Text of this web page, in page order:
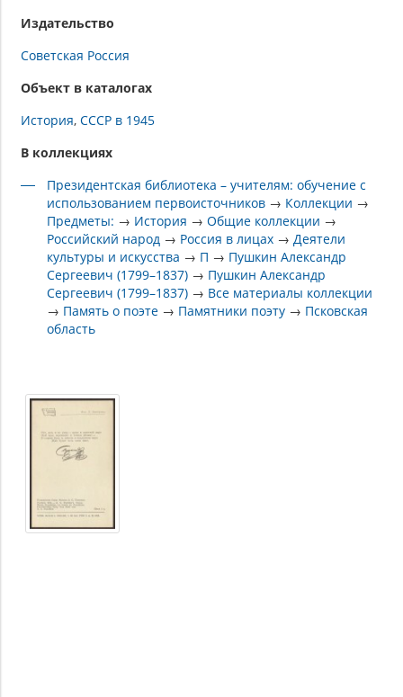
Издательство
Советская Россия
Объект в каталогах
История СССР в 1945
В коллекциях
Президентская библиотека – учителям: обучение с
использованием первоисточников → Коллекции →
Предметы: → История →Общие коллекции →
Российский народ → Россия в лицах → Деятели
культуры и искусства → П → Пушкин Александр
Сергеевич (1799–1837) → Пушкин Александр
Сергеевич (1799–1837) → Все материалы коллекции
→ Память о поэте → Памятники поэту → Псковская
область